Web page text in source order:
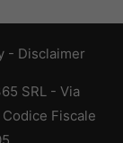
- Disclaimer
SRL - Via
Fiscale